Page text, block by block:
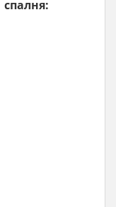
спалня: